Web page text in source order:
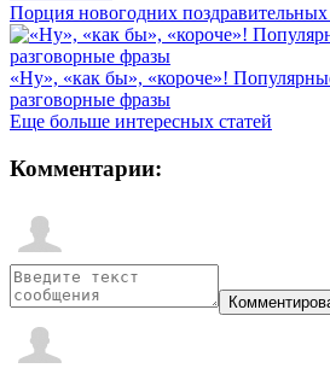
Порция новогодних поздравительных
«Ну», «как бы», «короче»!
разговорные фразы
Еще больше интересных статей
Комментарии: